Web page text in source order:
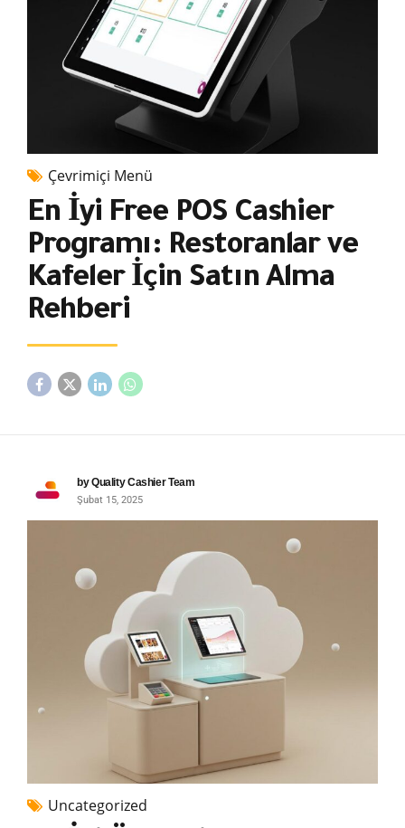
Çevrimiçi Menü
En İyi Free POS Cashier
Programı: Restoranlar ve
Kafeler İçin Satın Alma
Rehberi
by Quality Cashier Team
Şubat 15, 2025
Uncategorized